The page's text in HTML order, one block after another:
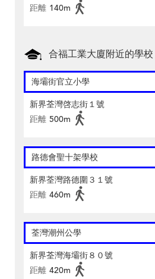
距離 140m
合福工業大廈附近的學校
海壩街官立小學
新界荃灣啓志街１號
距離 500m
路德會聖十架學校
新界荃灣路德圍３１號
距離 460m
荃灣潮州公學
新界荃灣海壩街８０號
距離 420m